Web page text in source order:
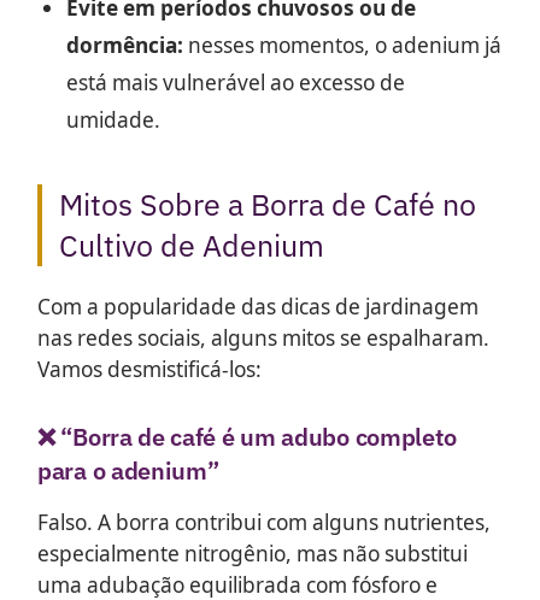
Evite em períodos chuvosos ou de
dormência: nesses momentos, o adenium já
está mais vulnerável ao excesso de
umidade.
Mitos Sobre a Borra de Café no
Cultivo de Adenium
Com a popularidade das dicas de jardinagem
nas redes sociais, alguns mitos se espalharam.
Vamos desmistificá-los:
❌ “Borra de café é um adubo completo
para o adenium”
Falso. A borra contribui com alguns nutrientes,
especialmente nitrogênio, mas não substitui
uma adubação equilibrada com fósforo e